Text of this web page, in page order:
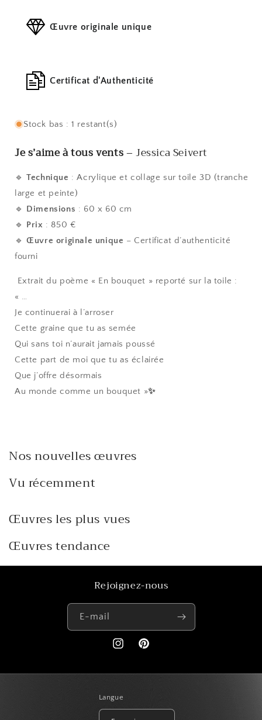
à
tous
tous
Œuvre originale unique
Certificat d'Authenticité
Stock bas : 1 restant(s)
Je s’aime à tous vents– Jessica Seivert
🔹Technique : Acrylique et collage sur toile 3D (tranche
large et peinte)
🔹 Dimensions : 60 x 60 cm
🔹 Prix : 850 €
🔹Œuvre originale unique – Certificat d’authenticité
fourni
Extrait du poème « En bouquet » reporté sur la toile :
« …
Je continuerai à l’arroser
Cette graine que tu as semée
Qui sans toi n’aurait jamais poussé
Cette part de moi que tu as éclairée
Que j’offre désormais
Au monde comme un bouquet »✨
Nos nouvelles œuvres
Vu récemment
Œuvres les plus vues
Œuvres tendance
Rejoignez-nous
E-mail
https://www.instagram.com/
Pinterest
Langue